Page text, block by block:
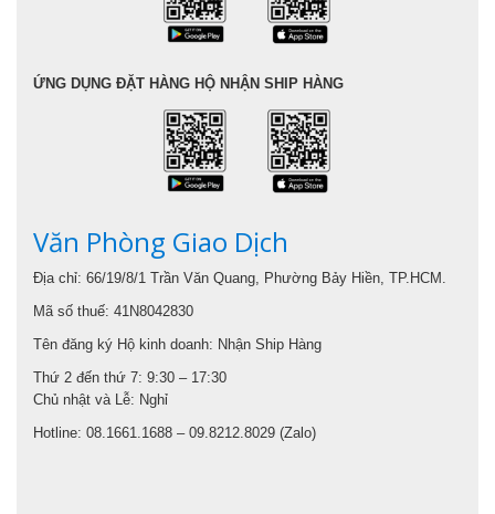
ỨNG DỤNG ĐẶT HÀNG HỘ NHẬN SHIP HÀNG
Văn Phòng Giao Dịch
Địa chỉ: 66/19/8/1 Trần Văn Quang, Phường Bảy Hiền, TP.HCM.
Mã số thuế: 41N8042830
Tên đăng ký Hộ kinh doanh: Nhận Ship Hàng
Thứ 2 đến thứ 7: 9:30 – 17:30
Chủ nhật và Lễ: Nghỉ
Hotline: 08.1661.1688 – 09.8212.8029 (Zalo)